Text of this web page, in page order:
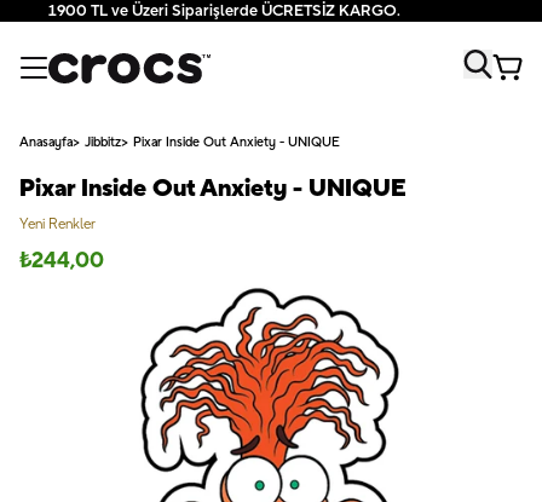
1900 TL ve Üzeri Siparişlerde ÜCRETSİZ KARGO.
Anasayfa Jibbitz Pixar Inside Out Anxiety - UNIQUE
Pixar Inside Out Anxiety - UNIQUE
Yeni Renkler
₺244,00